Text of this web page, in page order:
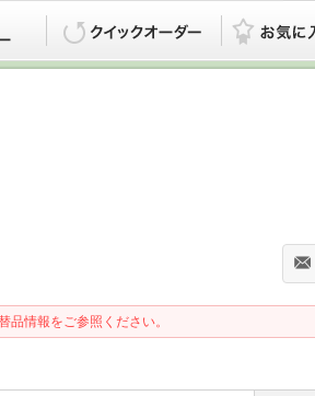
品情報をご参照ください。